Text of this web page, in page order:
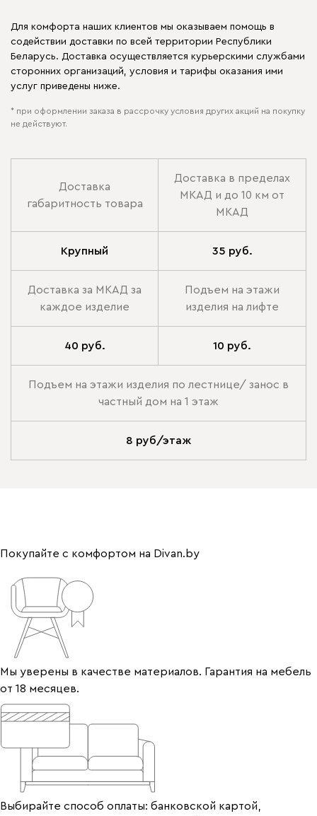
Для комфорта наших клиентов мы оказываем помощь в
содействии доставки по всей территории Республики
Беларусь. Доставка осуществляется курьерскими службами
сторонних организаций, условия и тарифы оказания ими
услуг приведены ниже.
* при оформлении заказа в рассрочку условия других акций на покупку
не действуют.
Доставка
габаритность товара
Доставка в пределах
МКАД и до 10 км от
МКАД
Крупный 35 руб.
Доставка за МКАД за
каждое изделие
Подъем на этажи
изделия на лифте
40 руб. 10 руб.
Подъем на этажи изделия по лестнице/ занос в
частный дом на 1 этаж
8 руб/этаж
Покупайте с комфортом на Divan.by
Мы уверены в качестве материалов. Гарантия на мебель
от 18 месяцев.
Выбирайте способ оплаты: банковской картой,